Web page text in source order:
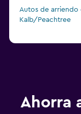
Autos de arriendo
Kalb/Peachtree
Ahorra